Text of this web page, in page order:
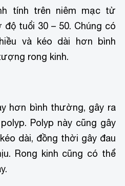
tính trên niêm mạc tử
tuổi 30 – 50. Chúng có
và kéo dài hơn bình
rong kinh.
hơn bình thường, gây ra
Polyp này cũng gây
dài, đồng thời gây đau
Rong kinh cũng có thể